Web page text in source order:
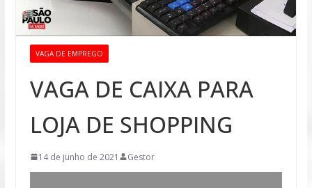
VAGA DE EMPREGO
VAGA DE CAIXA PARA
LOJA DE SHOPPING
14 de junho de 2021 Gestor